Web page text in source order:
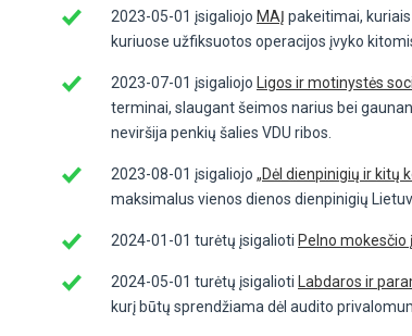
2023-05-01 įsigaliojo MAĮ pakeitimai,
kuriuose užfiksuotos operacijos įvyko
2023-07-01 įsigaliojo Ligos ir motinystės
terminai, slaugant šeimos narius bei
neviršija penkių šalies VDU ribos.
2023-08-01 įsigaliojo „Dėl dienpinigių ir kitų
maksimalus vienos dienos dienpinigių
2024-01-01 turėtų įsigalioti Pelno
2024-05-01 turėtų įsigalioti Labdaros ir
kurį būtų sprendžiama dėl audito